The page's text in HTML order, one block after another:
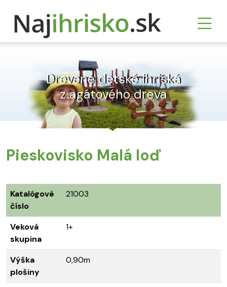
Drevené detské ihriská
z agátového dreva
Pieskovisko Malá loď
Katalógové
číslo
21003
Veková
skupina
1+
Výška
plošiny
0,90m